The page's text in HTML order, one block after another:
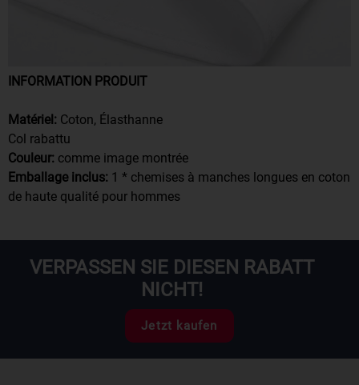
INFORMATION PRODUIT
Matériel: Coton, Élasthanne
Col rabattu
Couleur: comme image montrée
Emballage inclus: 1 * chemises à manches longues en coton
de haute qualité pour hommes
VERPASSEN SIE DIESEN RABATT
NICHT!
Jetzt kaufen